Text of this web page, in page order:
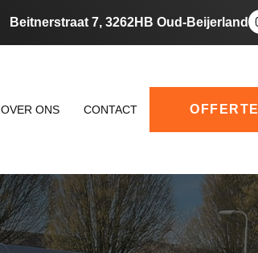
Beitnerstraat 7, 3262HB Oud-Beijerland
OVER ONS CONTACT OFFERTE